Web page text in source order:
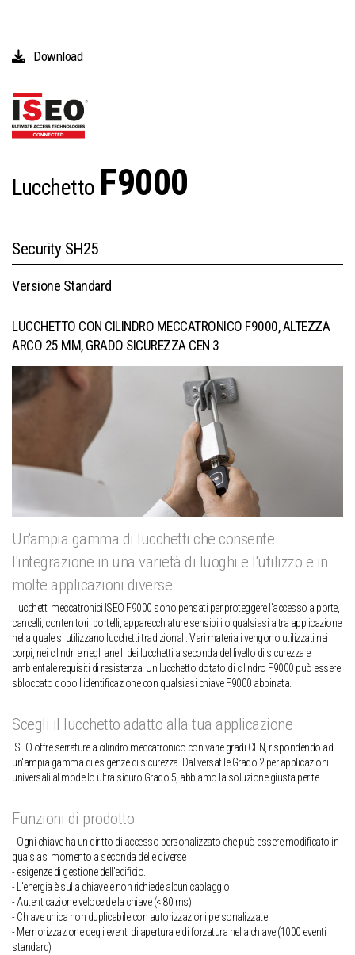
Download
Lucchetto F9000
Security SH25
Versione Standard
LUCCHETTO CON CILINDRO MECCATRONICO F9000, ALTEZZA
ARCO 25 MM, GRADO SICUREZZA CEN 3
Un'ampia gamma di lucchetti che consente
l'integrazione in una varietà di luoghi e l'utilizzo e in
molte applicazioni diverse.
I lucchetti meccatronici ISEO F9000 sono pensati per proteggere l'accesso a porte,
cancelli, contenitori, portelli, apparecchiature sensibili o qualsiasi altra applicazione
nella quale si utilizzano lucchetti tradizionali. Vari materiali vengono utilizzati nei
corpi, nei cilindri e negli anelli dei lucchetti a seconda del livello di sicurezza e
ambientale requisiti di resistenza. Un lucchetto dotato di cilindro F9000 può essere
sbloccato dopo l'identificazione con qualsiasi chiave F9000 abbinata.
Scegli il lucchetto adatto alla tua applicazione
ISEO offre serrature a cilindro meccatronico con varie gradi CEN, rispondendo ad
un'ampia gamma di esigenze di sicurezza. Dal versatile Grado 2 per applicazioni
universali al modello ultra sicuro Grado 5, abbiamo la soluzione giusta per te.
Funzioni di prodotto
Ogni chiave ha un diritto di accesso personalizzato che può essere modificato in
qualsiasi momento a seconda delle diverse
esigenze di gestione dell'edificio.
L'energia è sulla chiave e non richiede alcun cablaggio.
Autenticazione veloce della chiave (< 80 ms)
Chiave unica non duplicabile con autorizzazioni personalizzate
Memorizzazione degli eventi di apertura e di forzatura nella chiave (1000 eventi
standard)